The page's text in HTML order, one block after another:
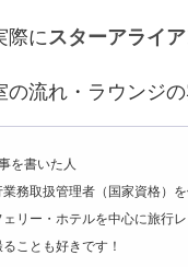
際にスターアライ
の流れ・ラウンジ
を書いた人
務取扱管理者（国家資格）を
リー・ホテルを中心に旅行レ
ことも好きです！